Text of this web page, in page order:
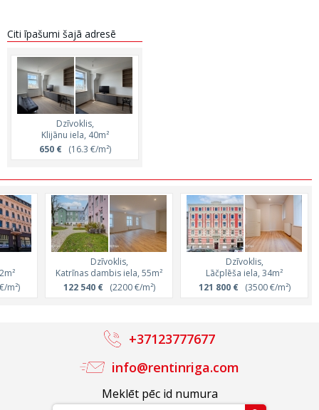
Citi īpašumi šajā adresē
Dzīvoklis,
Klijānu iela, 40m²
650 €(16.3 €/m²)
m²)
Dzīvoklis,
Katrīnas dambis iela, 55m²
122 540 €(2200 €/m²)
Dzīvoklis,
Lāčplēša iela, 34m²
121 800 €(3500 €/m²)
Meklēt pēc id numura
info@rentinriga.com
+37123777677